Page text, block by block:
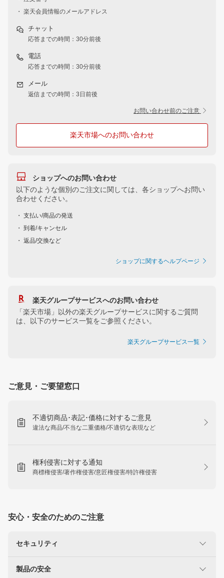
・ 楽天会員情報のメールアドレス
チャット
応答までの時間：30分前後
電話
応答までの時間：30分前後
メール
返信までの時間：3日前後
お問い合わせ前のご注意
楽天市場へのお問い合わせ
ショップへのお問い合わせ
以下のような個別のご注文に関しては、各ショップへお問い
合わせください。
・ 支払い/商品の発送
・ 到着/キャンセル
・ 返品/交換など
ショップに関するヘルプページ
楽天グループサービスへのお問い合わせ
「楽天市場」以外の楽天グループサービスに関するご質問
は、以下のサービス一覧をご参照ください。
楽天グループサービス一覧
ご意見・ご要望窓口
不適切商品･表記･価格に対するご意見
違法な商品/不当な二重価格/不適切な表現など
権利侵害に対する通知
商標権侵害/著作権侵害/意匠権侵害/特許権侵害
安心・安全のためのご注意
セキュリティ
楽天を装った不正にご注意ください
製品の安全